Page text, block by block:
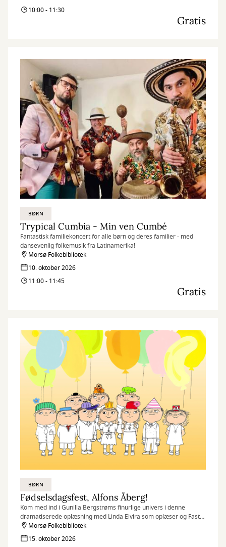
10:00 - 11:30
Gratis
BØRN
Trypical Cumbia - Min ven Cumbé
Fantastisk familiekoncert for alle børn og deres familier - med
dansevenlig folkemusik fra Latinamerika!
Morsø Folkebibliotek
10. oktober 2026
11:00 - 11:45
Gratis
BØRN
Fødselsdagsfest, Alfons Åberg!
Kom med ind i Gunilla Bergstrøms finurlige univers i denne
dramatiserede oplæsning med Linda Elvira som oplæser og Faster
Fiffi.Morsø Folkebibliotek
15. oktober 2026